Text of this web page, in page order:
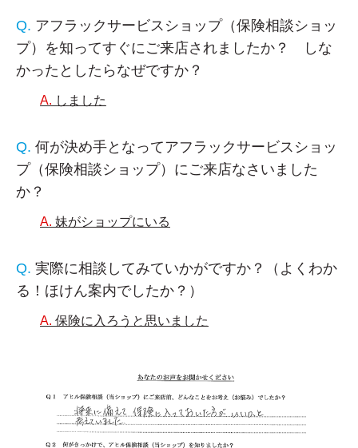
アフラックサービスショップ（保険相談ショッ
プ）を知ってすぐにご来店されましたか？ しな
かったとしたらなぜですか？
しました
何が決め手となってアフラックサービスショッ
プ（保険相談ショップ）にご来店なさいました
か？
妹がショップにいる
実際に相談してみていかがですか？（よくわか
る！ほけん案内でしたか？）
保険に入ろうと思いました